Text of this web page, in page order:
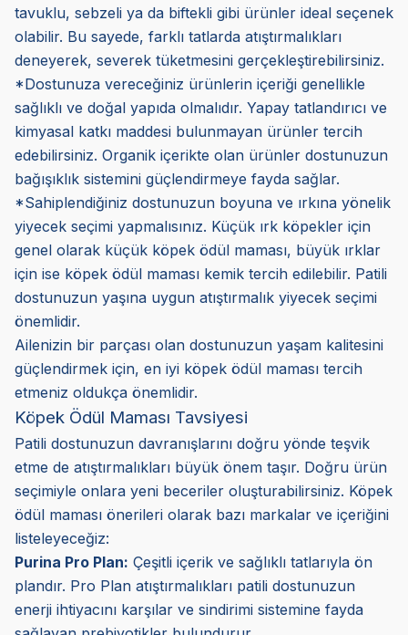
tavuklu, sebzeli ya da biftekli gibi ürünler ideal seçenek
olabilir. Bu sayede, farklı tatlarda atıştırmalıkları
deneyerek, severek tüketmesini gerçekleştirebilirsiniz.
*Dostunuza vereceğiniz ürünlerin içeriği genellikle
sağlıklı ve doğal yapıda olmalıdır. Yapay tatlandırıcı ve
kimyasal katkı maddesi bulunmayan ürünler tercih
edebilirsiniz. Organik içerikte olan ürünler dostunuzun
bağışıklık sistemini güçlendirmeye fayda sağlar.
*Sahiplendiğiniz dostunuzun boyuna ve ırkına yönelik
yiyecek seçimi yapmalısınız. Küçük ırk köpekler için
genel olarak küçük köpek ödül maması, büyük ırklar
için ise köpek ödül maması kemik tercih edilebilir. Patili
dostunuzun yaşına uygun atıştırmalık yiyecek seçimi
önemlidir.
Ailenizin bir parçası olan dostunuzun yaşam kalitesini
güçlendirmek için, en iyi köpek ödül maması tercih
etmeniz oldukça önemlidir.
Köpek Ödül Maması Tavsiyesi
Patili dostunuzun davranışlarını doğru yönde teşvik
etme de atıştırmalıkları büyük önem taşır. Doğru ürün
seçimiyle onlara yeni beceriler oluşturabilirsiniz. Köpek
ödül maması önerileri olarak bazı markalar ve içeriğini
listeleyeceğiz:
Purina Pro Plan: Çeşitli içerik ve sağlıklı tatlarıyla ön
plandır. Pro Plan atıştırmalıkları patili dostunuzun
enerji ihtiyacını karşılar ve sindirimi sistemine fayda